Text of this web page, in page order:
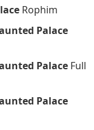
Rophim
Palace
Palace Full
Palace